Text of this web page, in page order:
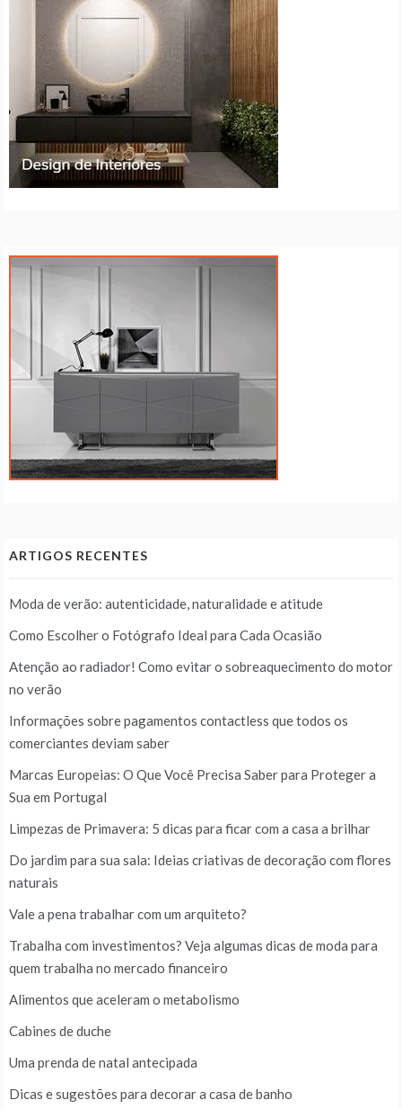
ARTIGOS RECENTES
Moda de verão: autenticidade, naturalidade e atitude
Como Escolher o Fotógrafo Ideal para Cada Ocasião
Atenção ao radiador! Como evitar o sobreaquecimento do motor
no verão
Informações sobre pagamentos contactless que todos os
comerciantes deviam saber
Marcas Europeias: O Que Você Precisa Saber para Proteger a
Sua em Portugal
Limpezas de Primavera: 5 dicas para ficar com a casa a brilhar
Do jardim para sua sala: Ideias criativas de decoração com flores
naturais
Vale a pena trabalhar com um arquiteto?
Trabalha com investimentos? Veja algumas dicas de moda para
quem trabalha no mercado financeiro
Alimentos que aceleram o metabolismo
Cabines de duche
Uma prenda de natal antecipada
Dicas e sugestões para decorar a casa de banho